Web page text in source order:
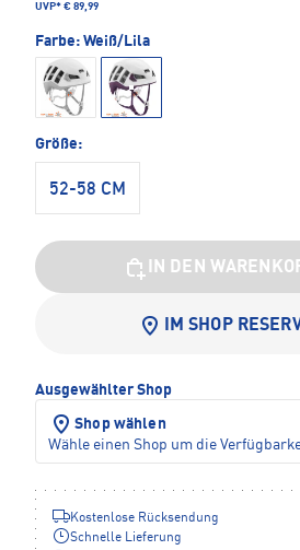
UVP* € 89,99
Farbe: Weiß/Lila
Größe:
52-58 CM
IN DEN
IM SHOP
Ausgewählter Shop
Shop wählen
Wähle einen Shop um die
Kostenlose Rücksendung
Schnelle Lieferung